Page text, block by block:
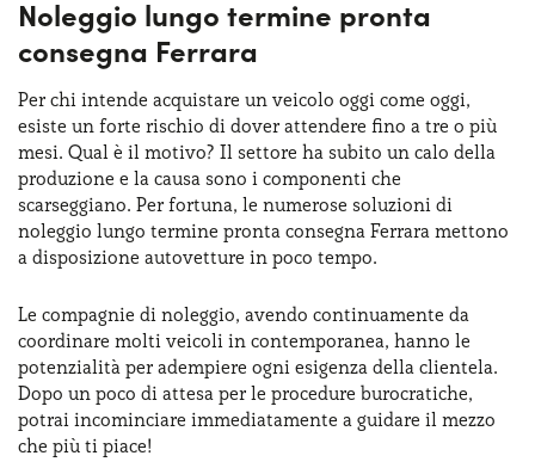
Noleggio lungo termine pronta
consegna Ferrara
Per chi intende acquistare un veicolo oggi come oggi,
esiste un forte rischio di dover attendere fino a tre o più
mesi. Qual è il motivo? Il settore ha subito un calo della
produzione e la causa sono i componenti che
scarseggiano. Per fortuna, le numerose soluzioni di
noleggio lungo termine pronta consegna Ferrara mettono
a disposizione autovetture in poco tempo.
Le compagnie di noleggio, avendo continuamente da
coordinare molti veicoli in contemporanea, hanno le
potenzialità per adempiere ogni esigenza della clientela.
Dopo un poco di attesa per le procedure burocratiche,
potrai incominciare immediatamente a guidare il mezzo
che più ti piace!